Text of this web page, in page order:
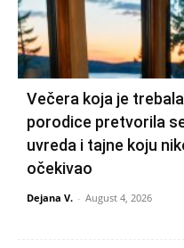
Večera koja je
porodice pretvorila
uvreda i tajne koju
očekivao
Dejana V. - August 4, 2026